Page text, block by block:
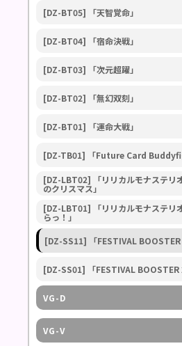
[DZ-BT05] 「天智覚命」
[DZ-BT04] 「宿命決戦」
[DZ-BT03] 「次元超躍」
[DZ-BT02] 「無幻双刻」
[DZ-BT01] 「運命大戦」
[DZ-TB01] 「Future Card
[DZ-LBT02] 「リリカルモナステリ
のクリスマス」
[DZ-LBT01] 「リリカルモナステリ
らっ！」
[DZ-SS11] 「FESTIVAL BOOSTER
[DZ-SS01] 「FESTIVAL BOOSTER
VG-D
VG-V